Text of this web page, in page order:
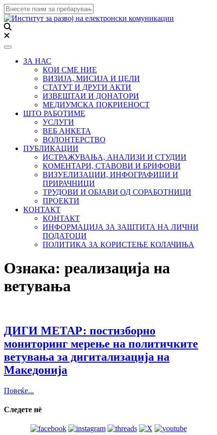
Toggle navigation
ЗА НАС
КОИ СМЕ НИЕ
ВИЗИЈА, МИСИЈА И ЦЕЛИ
СТАТУТ И ДРУГИ АКТИ
ИЗВЕШТАИ И ДОНАТОРИ
МЕДИУМСКА ПОКРИЕНОСТ
ШТО РАБОТИМЕ
УСЛУГИ
ВЕБ АНКЕТА
ВОЛОНТЕРСТВО
ПУБЛИКАЦИИ
ИСТРАЖУВАЊА, АНАЛИЗИ И СТУДИИ
КОМЕНТАРИ, СТАВОВИ И БРИФОВИ
ВИЗУЕЛИЗАЦИИ, ИНФОГРАФИЦИ И
ПРИРАЧНИЦИ
ТРУДОВИ И ОБЈАВИ ОД СОРАБОТНИЦИ
ПРОЕКТИ
КОНТАКТ
КОНТАКТ
ИНФОРМАЦИЈА ЗА ЗАШТИТА НА ЛИЧНИ
ПОДАТОЦИ
ПОЛИТИКА ЗА КОРИСТЕЊЕ КОЛАЧИЊА
Ознака: реализација на
ветувања
ДИГИ МЕТАР: постизборно
мониторинг мерење на политичките
ветувања за дигитализација на
Македонија
Повеќе...
Следете нѐ